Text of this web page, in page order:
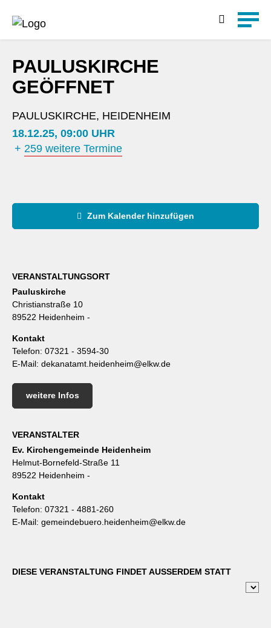
PAULUSKIRCHE
GEÖFFNET
PAULUSKIRCHE, HEIDENHEIM
18.12.25, 09:00 UHR
+ 259 weitere Termine
Zum Kalender hinzufügen
VERANSTALTUNGSORT
Pauluskirche
Christianstraße 10
89522 Heidenheim -
Kontakt
Telefon: 07321 - 3594-30
E-Mail: dekanatamt.heidenheim@elkw.de
VERANSTALTER
Ev. Kirchengemeinde Heidenheim
Helmut-Bornefeld-Straße 11
89522 Heidenheim -
Kontakt
Telefon: 07321 - 4881-260
E-Mail: gemeindebuero.heidenheim@elkw.de
weitere Infos
DIESE VERANSTALTUNG FINDET AUSSERDEM STATT